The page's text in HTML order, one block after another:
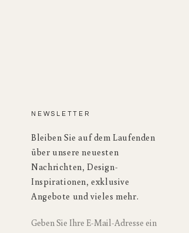
NEWSLETTER
Bleiben Sie auf dem Laufenden
über unsere neuesten
Nachrichten, Design-
Inspirationen, exklusive
Angebote und vieles mehr.